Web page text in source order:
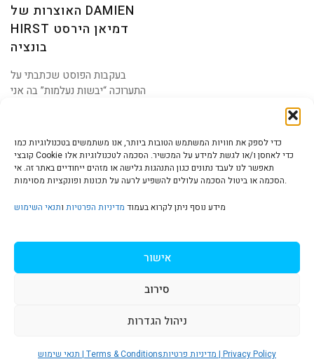
כדי לספק את חוויות המשתמש הטובות ביותר, אנו משתמשים בטכנולוגיות כמו
קובצי Cookie כדי לאחסן ו/או לגשת למידע על המכשיר. הסכמה לטכנולוגיות אלו
תאפשר לנו לעבד נתונים כגון התנהגות גלישה או מזהים ייחודיים באתר זה. אי
הסכמה או ביטול הסכמה עלולים להשפיע לרעה על תכונות ופונקציות מסוימות.
מידע נוסף ניתן לקרוא בעמוד מדיניות הפרטיות ותנאי השימוש
אישור
סירוב
ניהול הגדרות
תנאי שימוש | Terms & Conditions מדיניות פרטיות | Privacy Policy
האוצרות של DAMIEN
HIRST דמיאן הירסט
בונציה
בעקבות הפוסט שכתבתי על
התערוכה “יבשות נעלמות” בה אני
הצהרת נגישות | Accessibility
© כל הזכויות שמורות לאיריס עשת כהן-גלריה לאמנות